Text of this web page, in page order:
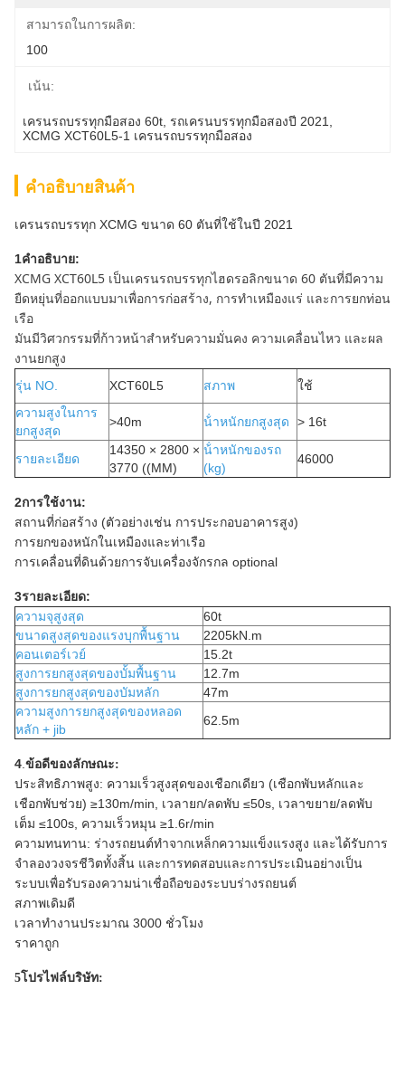
สามารถในการผลิต:
100
เน้น:
เครนรถบรรทุกมือสอง 60t รถเครนบรรทุกมือสองปี 2021
XCMG XCT60L5-1 เครนรถบรรทุกมือสอง
คําอธิบายสินค้า
เครนรถบรรทุก XCMG ขนาด 60 ตันที่ใช้ในปี 2021
1คําอธิบาย:
XCMG XCT60L5 เป็นเครนรถบรรทุกไฮดรอลิกขนาด 60 ตันที่มีความ
ยืดหยุ่นที่ออกแบบมาเพื่อการก่อสร้าง, การทําเหมืองแร่ และการยกท่อน
เรือ
มันมีวิศวกรรมที่ก้าวหน้าสําหรับความมั่นคง ความเคลื่อนไหว และผล
งานยกสูง
รุ่น NO. XCT60L5 สภาพ
ใช้
ความสูงในการ
ยกสูงสุด
>40m น้ําหนักยกสูงสุด > 16t
รายละเอียด
14350 × 2800 ×
3770 ((MM)
น้ําหนักของรถ
(kg)
46000
2การใช้งาน:
สถานที่ก่อสร้าง (ตัวอย่างเช่น การประกอบอาคารสูง)
การยกของหนักในเหมืองและท่าเรือ
การเคลื่อนที่ดินด้วยการจับเครื่องจักรกล optional
3รายละเอียด:
ความจุสูงสุด
60t
ขนาดสูงสุดของแรงบุกพื้นฐาน
2205kN.m
คอนเตอร์เวย์
15.2t
สูงการยกสูงสุดของบั้มพื้นฐาน
12.7m
สูงการยกสูงสุดของบัมหลัก
47m
ความสูงการยกสูงสุดของหลอด
หลัก + jib
62.5m
4 ข้อดีของลักษณะ:
ประสิทธิภาพสูง: ความเร็วสูงสุดของเชือกเดียว (เชือกพับหลักและ
เชือกพับช่วย) ≥130m/min, เวลายก/ลดพับ ≤50s, เวลาขยาย/ลดพับ
เต็ม ≤100s, ความเร็วหมุน ≥1.6r/min
ความทนทาน: ร่างรถยนต์ทําจากเหล็กความแข็งแรงสูง และได้รับการ
จําลองวงจรชีวิตทั้งสิ้น และการทดสอบและการประเมินอย่างเป็น
ระบบเพื่อรับรองความน่าเชื่อถือของระบบร่างรถยนต์
สภาพเดิมดี
เวลาทํางานประมาณ 3000 ชั่วโมง
ราคาถูก
5โปรไฟล์บริษัท: